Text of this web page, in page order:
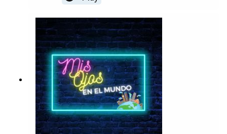
de importantes coincidencias culturales,
comerciales y económicas.